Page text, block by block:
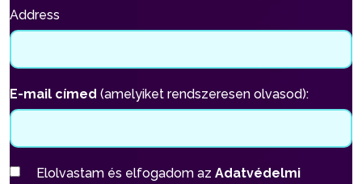
Address
E-mail címed (amelyiket rendszeresen olvasod):
Elolvastam és elfogadom az Adatvédelmi